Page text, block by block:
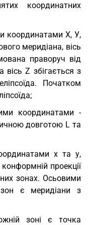
координатних
координатами Х, У,
меридіана, вісь
праворуч від
Z збігається з
Початком
координатами -
довготою L та
х та у,
проекції
зонах. Осьовими
зон є меридіани з
зоні є точка